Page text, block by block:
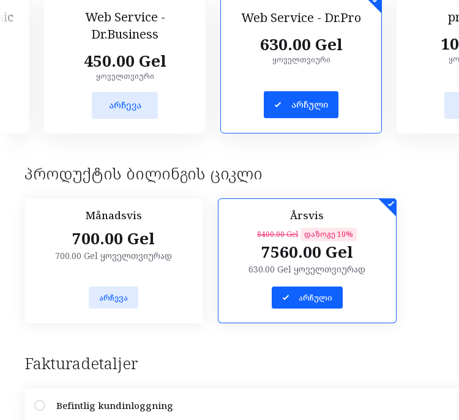
Web Service -
Dr.Business
450.00 Gel
ყოველთვიური
არჩევა
Web Service - Dr.Pro
630.00 Gel
ყოველთვიური
არჩული
პროდუქტის ბილინგის ციკლი
Månadsvis
700.00 Gel
700.00 Gel ყოველთვიურად
არჩევა
Årsvis
8400.00 Gel დაზოგე 10%
7560.00 Gel
630.00 Gel ყოველთვიურად
არჩული
Fakturadetaljer
Befintlig kundinloggning